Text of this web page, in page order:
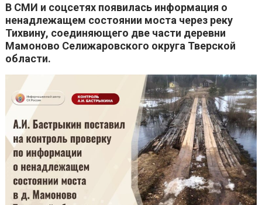
В СМИ и соцсетях появилась информация о
ненадлежащем состоянии моста через реку
Тихвину, соединяющего две части деревни
Мамоново Селижаровского округа Тверской
области.